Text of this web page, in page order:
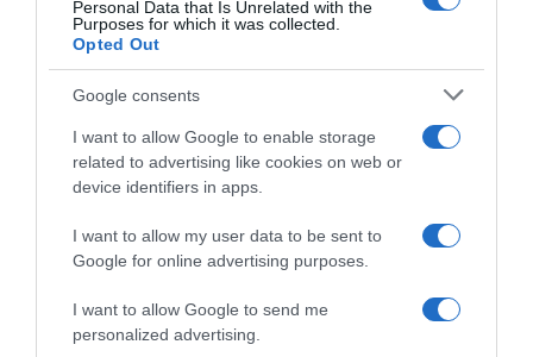
Personal Data that Is Unrelated with the
Purposes for which it was collected.
Opted Out
Google consents
I want to allow Google to enable storage
related to advertising like cookies on web or
device identifiers in apps.
I want to allow my user data to be sent to
Google for online advertising purposes.
I want to allow Google to send me
personalized advertising.
των τελευταίων 90 ετών
29.10.2025 - 19:04